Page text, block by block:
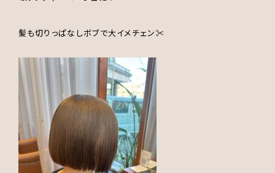
髪も切りっぱなしボブで大イメチェン✂️